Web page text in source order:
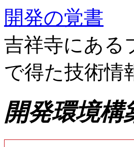
開発の覚書
吉祥寺にある
で得た技術情
開発環境構